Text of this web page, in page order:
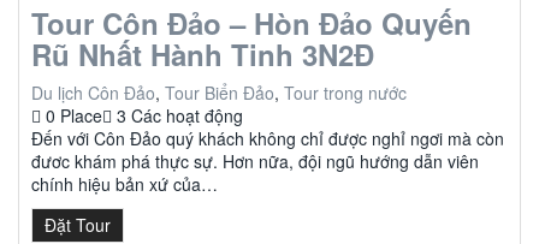
Tour Côn Đảo – Hòn Đảo Quyến
Rũ Nhất Hành Tinh 3N2Đ
Du lịch Côn Đảo, Tour Biển Đảo, Tour trong nước
0 Place 3 Các hoạt động
Đến với Côn Đảo quý khách không chỉ được nghỉ ngơi mà còn
đươc khám phá thực sự. Hơn nữa, đội ngũ hướng dẫn viên
chính hiệu bản xứ của…
Đặt Tour